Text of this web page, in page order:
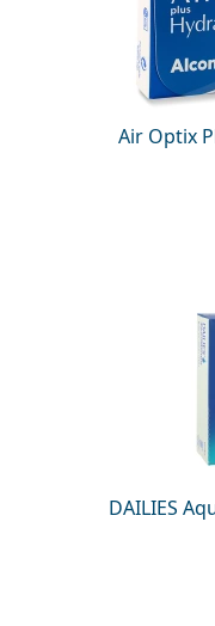
Air Optix
DAILIES